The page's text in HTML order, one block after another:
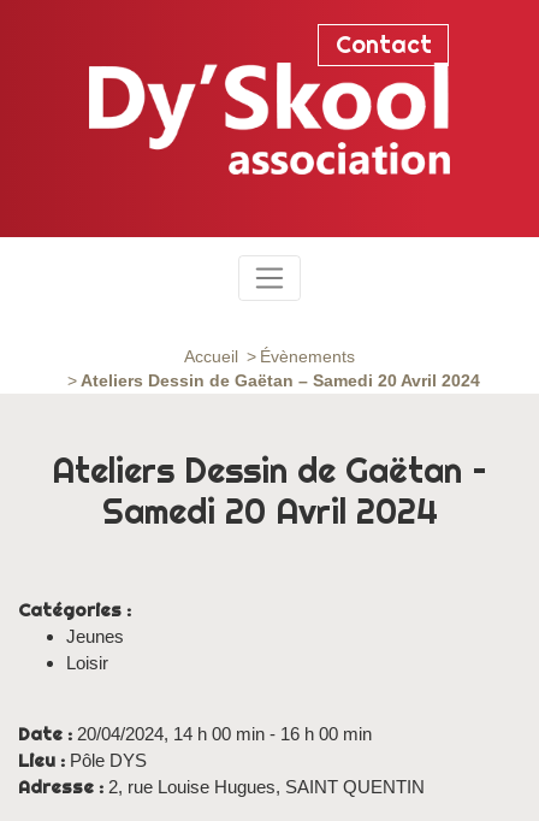
Contact
Accueil
Évènements
Ateliers Dessin de Gaëtan – Samedi 20 Avril 2024
Ateliers Dessin de Gaëtan –
Samedi 20 Avril 2024
Catégories :
Jeunes
Loisir
Date : 20/04/2024, 14 h 00 min - 16 h 00 min
Lieu : Pôle DYS
Adresse : 2, rue Louise Hugues, SAINT QUENTIN